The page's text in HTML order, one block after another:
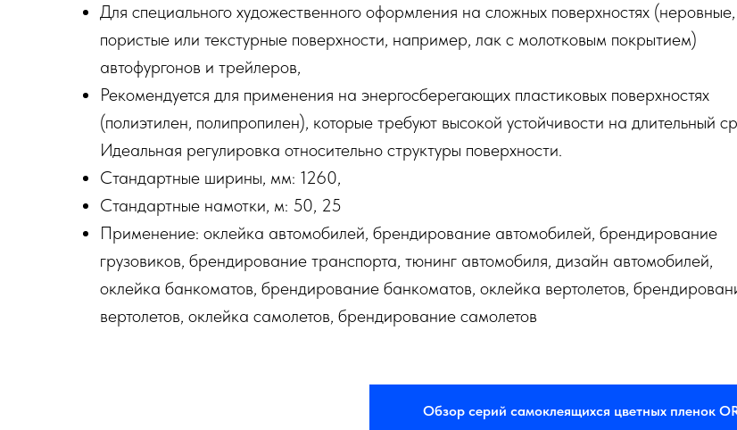
Для специального художественного оформления на сложных поверхностях (неровные,
пористые или текстурные поверхности, например, лак с молотковым покрытием)
автофургонов и трейлеров,
Рекомендуется для применения на энергосберегающих пластиковых поверхностях
(полиэтилен, полипропилен), которые требуют высокой устойчивости на длительный
Идеальная регулировка относительно структуры поверхности.
Стандартные ширины, мм: 1260,
Стандартные намотки, м: 50, 25
Применение: оклейка автомобилей, брендирование автомобилей, брендирование
грузовиков, брендирование транспорта, тюнинг автомобиля, дизайн автомобилей,
оклейка банкоматов, брендирование банкоматов, оклейка вертолетов,
вертолетов, оклейка самолетов, брендирование самолетов
Обзор серий самоклеящихся цветных пленок